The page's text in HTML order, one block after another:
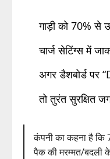
गाड़ी को 70% से
चार्ज सेटिंग्स में
अगर डैशबोर्ड
तो तुरंत सुरक्षित
कंपनी का कहना है कि
पैक की मरम्मत/बदली